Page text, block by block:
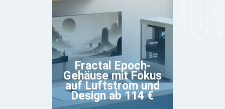
Fractal Epoch-
Gehäuse mit Fokus
auf Luftstrom und
Design ab 114 €